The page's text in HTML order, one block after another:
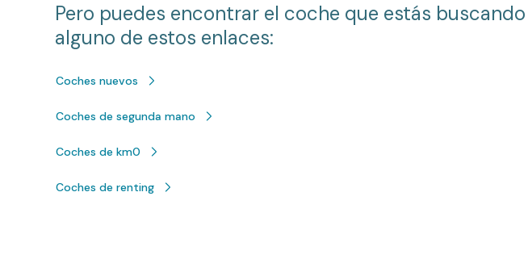
Pero puedes encontrar el coche que estás
alguno de estos enlaces:
Coches nuevos
Coches de segunda mano
Coches de km0
Coches de renting